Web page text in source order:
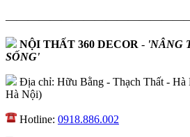
NỘI THẤT 360 DECOR - 'NÂNG
SỐNG'
Địa chỉ: Hữu Bằng - Thạch Thất -
Hà Nội)
Hotline: 0918.886.002